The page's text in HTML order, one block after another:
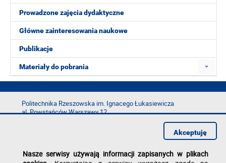
Prowadzone zajęcia dydaktyczne
Główne zainteresowania naukowe
Publikacje
Materiały do pobrania
Politechnika Rzeszowska im. Ignacego Łukasiewicza
al. Powstańców Warszawy 12
e-mail:kancelaria@prz.edu.pl
Nasze serwisy używają informacji zapisanych w plikach
Akceptuję